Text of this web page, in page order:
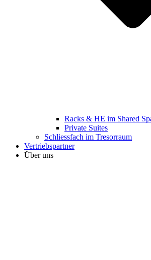
Racks & HE im Shared
Private Suites
Schliessfach im Tresorraum
Vertriebspartner
Über uns